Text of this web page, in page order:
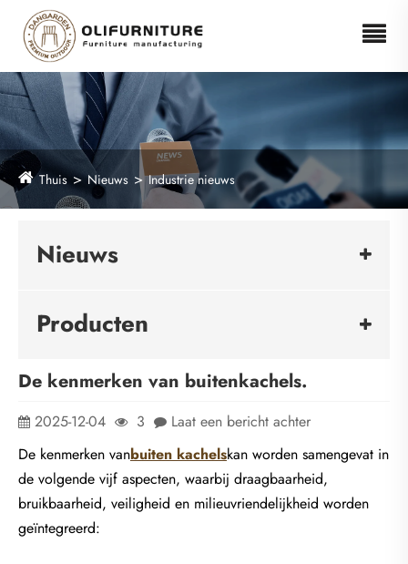
Thuis Nieuws Industrie nieuws
Nieuws
Producten
De kenmerken van buitenkachels.
2025-12-04 3
Laat een bericht achter
De kenmerken vanbuiten kachelskan worden samengevat in
de volgende vijf aspecten, waarbij draagbaarheid,
bruikbaarheid, veiligheid en milieuvriendelijkheid worden
geïntegreerd: